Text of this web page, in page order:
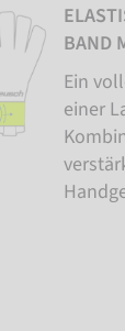
BAND
Ein
einer